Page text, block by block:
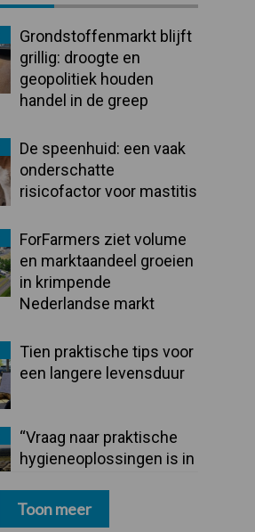
Grondstoffenmarkt blijft
grillig: droogte en
geopolitiek houden
handel in de greep
De speenhuid: een vaak
onderschatte
risicofactor voor mastitis
ForFarmers ziet volume
en marktaandeel groeien
in krimpende
Nederlandse markt
Tien praktische tips voor
een langere levensduur
“Vraag naar praktische
hygieneoplossingen is in
Toon meer